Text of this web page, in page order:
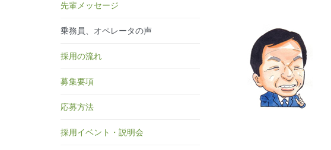
先輩メッセージ
乗務員、オペレータの声
採用の流れ
募集要項
応募方法
採用イベント・説明会